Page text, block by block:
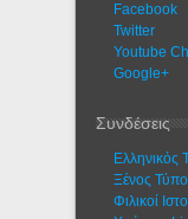
Facebook
Twitter
Youtube
Google+
Συνδέσεις
Ελληνικός
Ξένος
Φιλικοί